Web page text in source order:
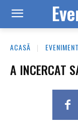
ACASĂ EVENIMENT
A INCERCAT